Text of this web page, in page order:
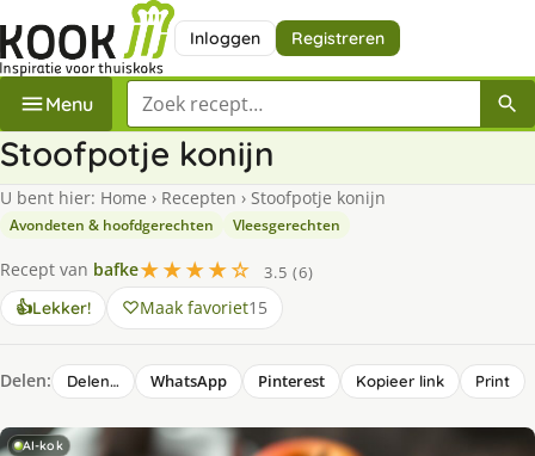
Inloggen Registreren
Menu Zoek een recept
Stoofpotje konijn
U bent hier: Home › Recepten › Stoofpotje konijn
Avondeten & hoofdgerechten Vleesgerechten
Recept van bafke★★★★☆
3.5 (6)
👍Lekker! Maak favoriet15
Delen: Delen… WhatsApp Pinterest Kopieer link Print
AI-kok